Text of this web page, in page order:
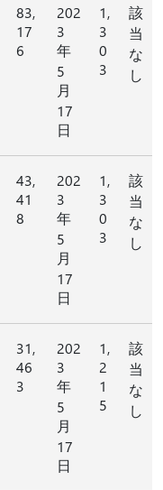
83,
17
6
202
3
年
5
月
17
日
1,
3
0
3
該
当
な
し
43,
41
8
202
3
年
5
月
17
日
1,
3
0
3
該
当
な
し
31,
46
3
202
3
年
5
月
17
日
1,
2
1
5
該
当
な
し